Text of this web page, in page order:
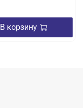
В корзину